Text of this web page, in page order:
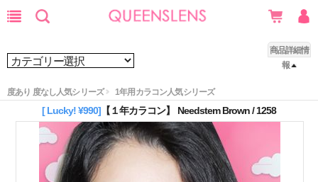
度あり 度なし人気シリーズ 1年用カラコン人気シリーズ
商品詳細情
報
[ Lucky! ¥990] 【１年カラコン】 Needstem Brown / 1258